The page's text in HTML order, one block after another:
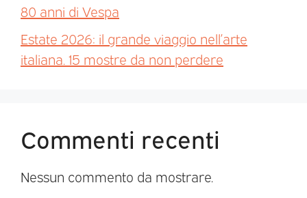
80 anni di Vespa
Estate 2026: il grande viaggio nell’arte
italiana. 15 mostre da non perdere
Commenti recenti
Nessun commento da mostrare.